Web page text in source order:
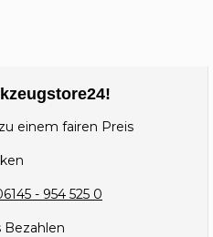
einem fairen Preis
- 954 525 0
Bezahlen